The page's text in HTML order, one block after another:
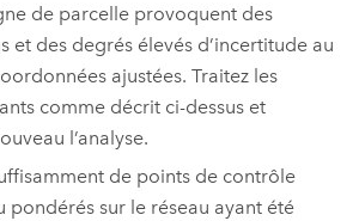
de parcelle provoquent des
et des degrés élevés d’incertitude au
ajustées. Traitez les
comme décrit ci-dessus et
l’analyse.
de points de contrôle
pondérés sur le réseau ayant été